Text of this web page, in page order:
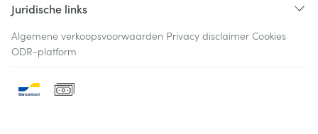
Juridische links
Algemene verkoopsvoorwaarden Privacy disclaimer Cookies
ODR-platform